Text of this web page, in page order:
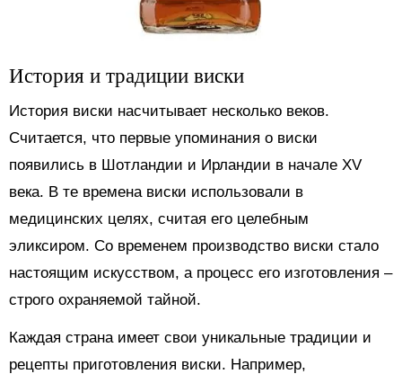
История и традиции виски
История виски насчитывает несколько веков.
Считается, что первые упоминания о виски
появились в Шотландии и Ирландии в начале XV
века. В те времена виски использовали в
медицинских целях, считая его целебным
эликсиром. Со временем производство виски стало
настоящим искусством, а процесс его изготовления –
строго охраняемой тайной.
Каждая страна имеет свои уникальные традиции и
рецепты приготовления виски. Например,